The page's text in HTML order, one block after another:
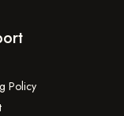
Policy